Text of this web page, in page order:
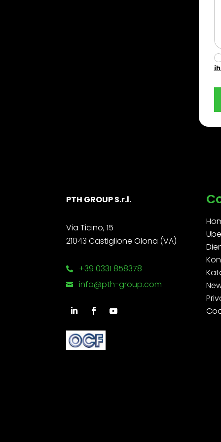
PTH GROUP S.r.l.
Via Ticino, 15
21043 Castiglione Olona (VA)
 +39 0331 858378
 info@pth-group.com